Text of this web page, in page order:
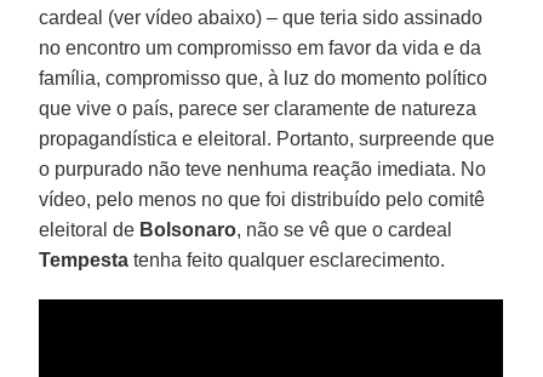
cardeal (ver vídeo abaixo) – que teria sido assinado
no encontro um compromisso em favor da vida e da
família, compromisso que, à luz do momento político
que vive o país, parece ser claramente de natureza
propagandística e eleitoral. Portanto, surpreende que
o purpurado não teve nenhuma reação imediata. No
vídeo, pelo menos no que foi distribuído pelo comitê
eleitoral de Bolsonaro, não se vê que o cardeal
Tempesta tenha feito qualquer esclarecimento.